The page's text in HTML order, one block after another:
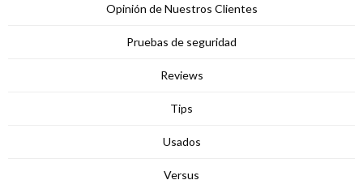
Opinión de Nuestros Clientes
Pruebas de seguridad
Reviews
Tips
Usados
Versus